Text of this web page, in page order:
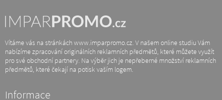
Vítáme vás na stránkách www.imparpromo.cz. V našem online studiu Vám
nabízíme zpracování originálních reklamních předmětů, které můžete využít
pro své obchodní partnery. Na výběr jich je nepřeberné množství reklamních
předmětů, které čekají na potisk vaším logem.
Informace